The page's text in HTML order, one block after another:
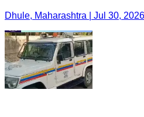
Dhule, Maharashtra | Jul 30, 2026